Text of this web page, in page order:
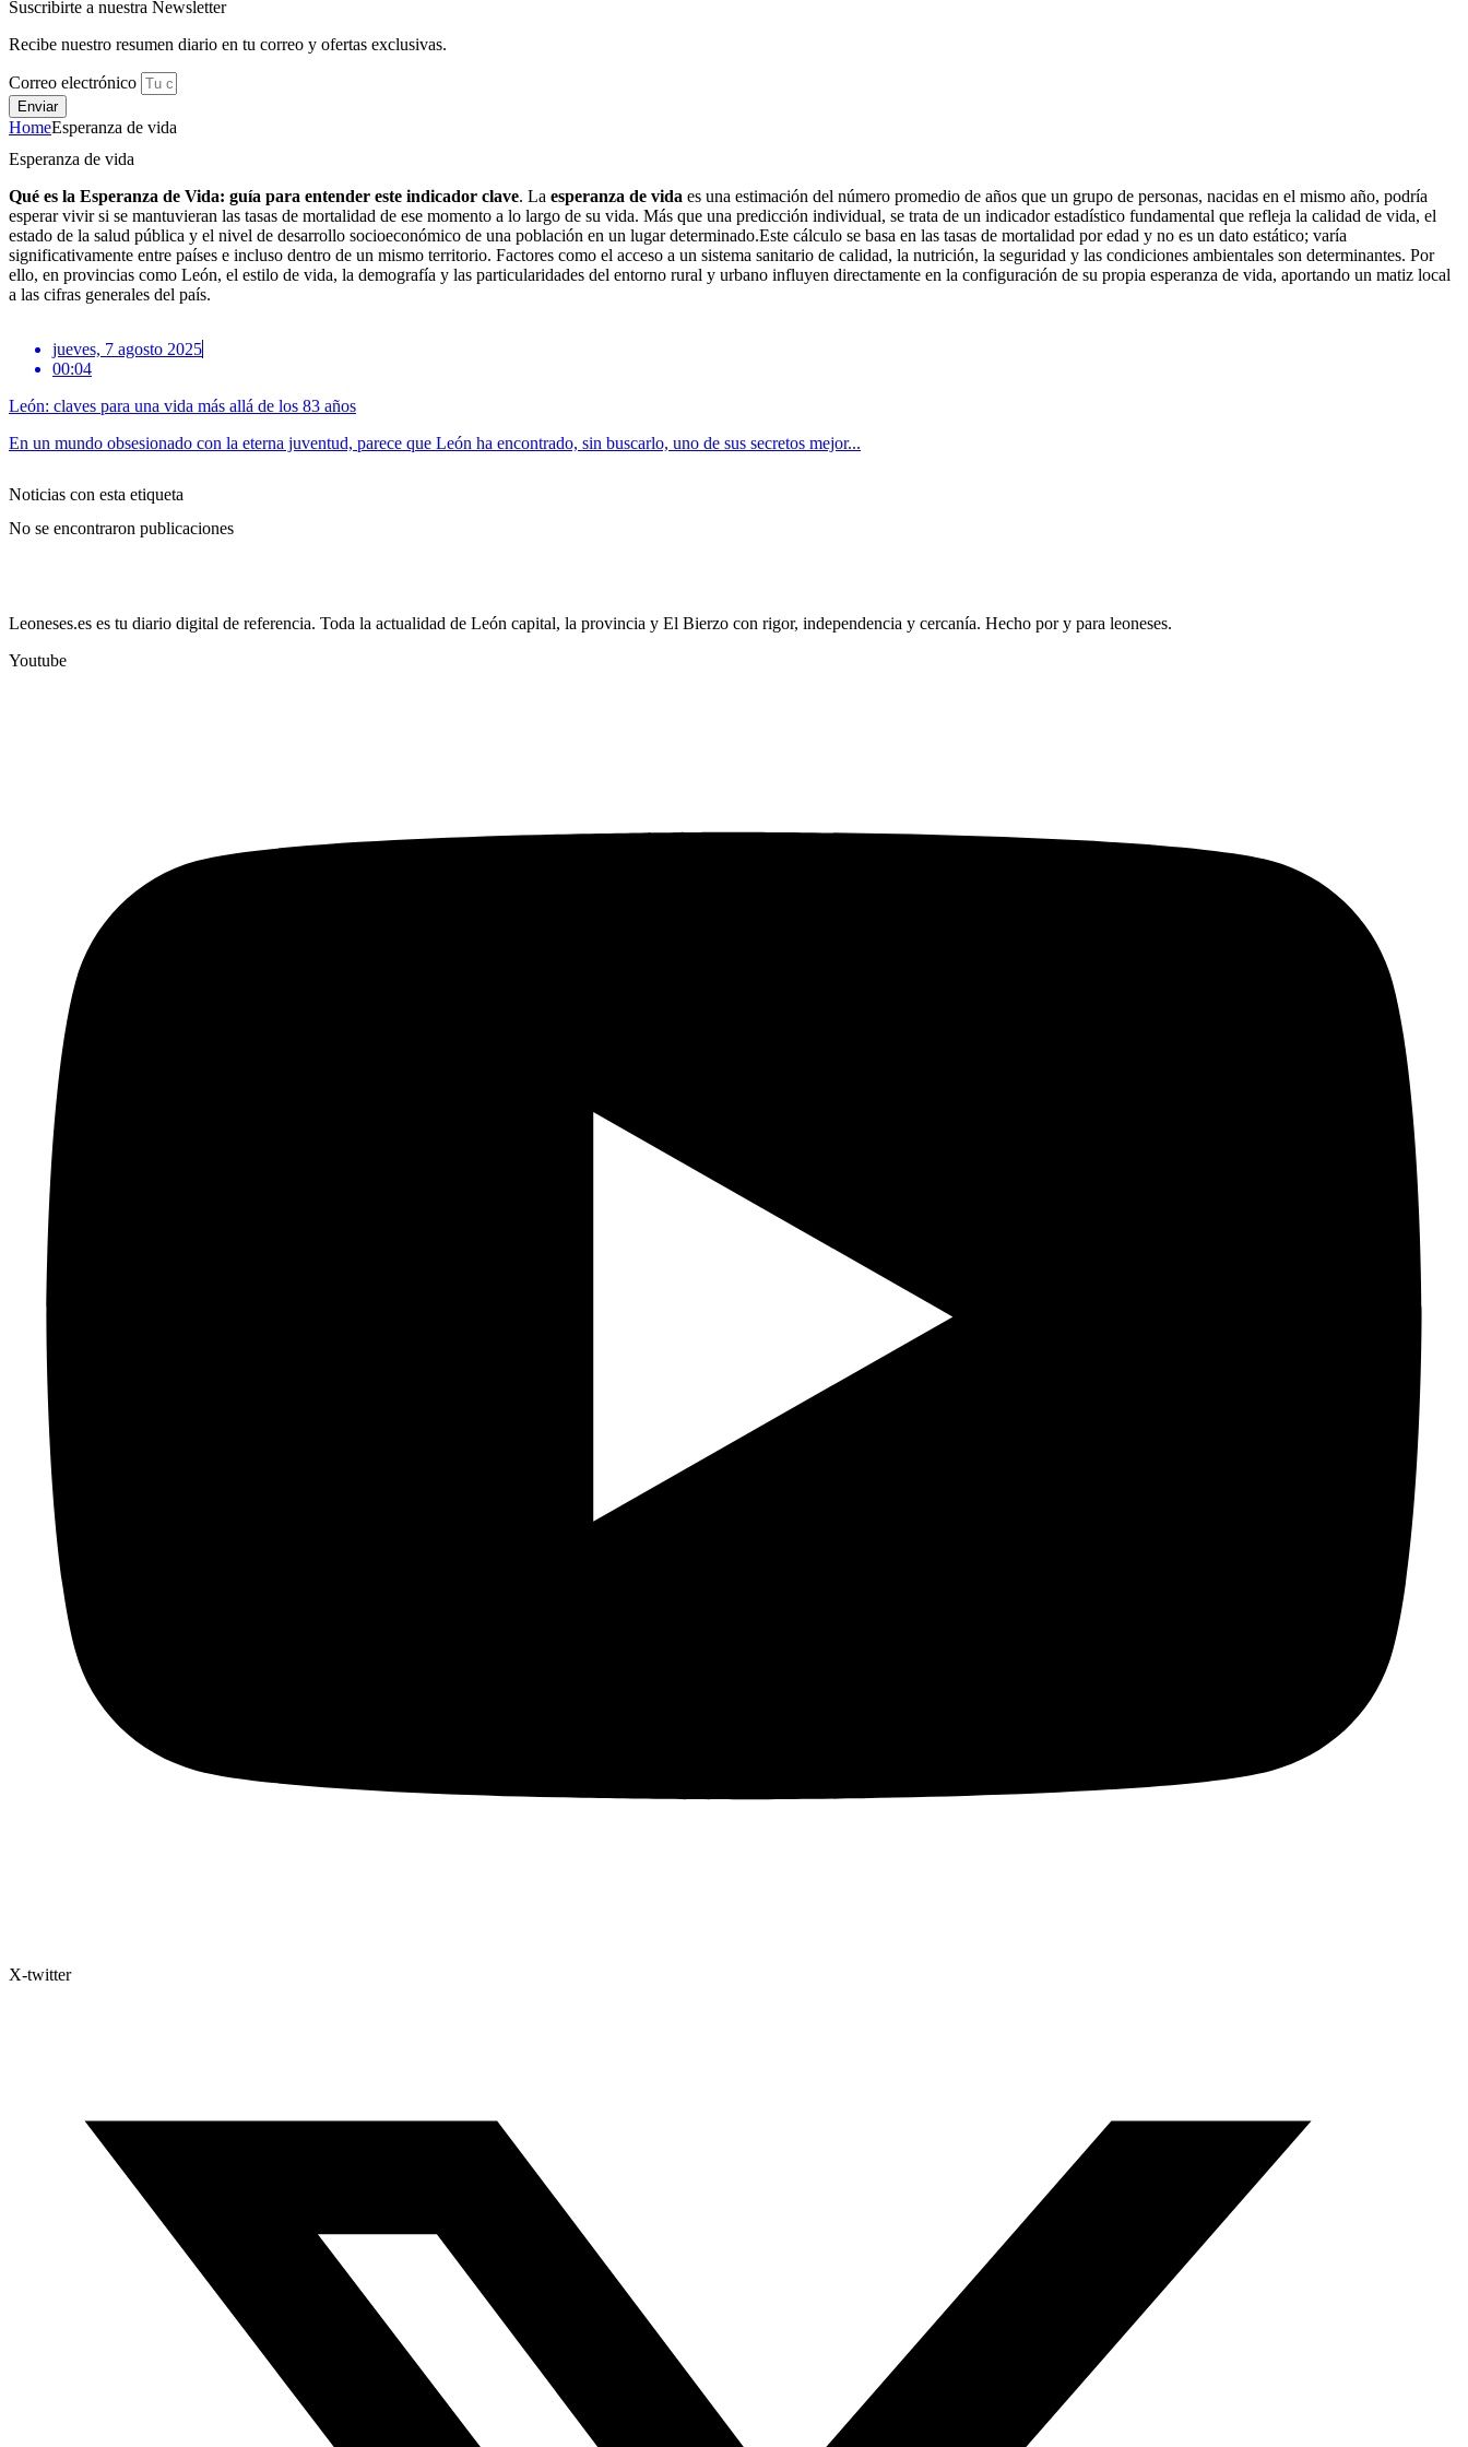
Suscribirte a nuestra Newsletter
Recibe nuestro resumen diario en tu correo y ofertas exclusivas.
Correo electrónico
Enviar
HomeEsperanza de vida
Esperanza de vida
Qué es la Esperanza de Vida: guía para entender este indicador clave. La esperanza de vida es una estimación del número promedio de años que un grupo de personas, nacidas en el mismo año, podría
esperar vivir si se mantuvieran las tasas de mortalidad de ese momento a lo largo de su vida. Más que una predicción individual, se trata de un indicador estadístico fundamental que refleja la calidad de vida, el
estado de la salud pública y el nivel de desarrollo socioeconómico de una población en un lugar determinado.Este cálculo se basa en las tasas de mortalidad por edad y no es un dato estático; varía
significativamente entre países e incluso dentro de un mismo territorio. Factores como el acceso a un sistema sanitario de calidad, la nutrición, la seguridad y las condiciones ambientales son determinantes. Por
ello, en provincias como León, el estilo de vida, la demografía y las particularidades del entorno rural y urbano influyen directamente en la configuración de su propia esperanza de vida, aportando un matiz local
a las cifras generales del país.
jueves, 7 agosto 2025
00:04
León: claves para una vida más allá de los 83 años
En un mundo obsesionado con la eterna juventud, parece que León ha encontrado, sin buscarlo, uno de sus secretos mejor...
Noticias con esta etiqueta
No se encontraron publicaciones
Leoneses.es es tu diario digital de referencia. Toda la actualidad de León capital, la provincia y El Bierzo con rigor, independencia y cercanía. Hecho por y para leoneses.
Youtube
X-twitter